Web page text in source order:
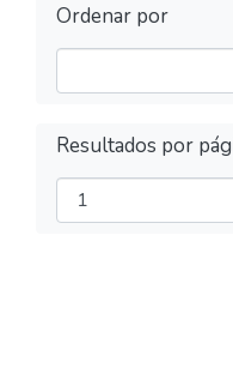
Ordenar por
Resultados por